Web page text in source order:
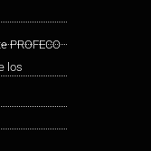
PROFECO
los